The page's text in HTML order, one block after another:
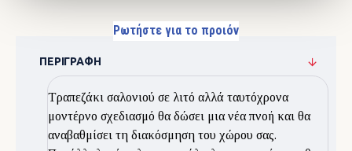
Ρωτήστε για το προιόν
ΠΕΡΙΓΡΑΦΉ
Τραπεζάκι σαλονιού σε λιτό αλλά ταυτόχρονα
μοντέρνο σχεδιασμό θα δώσει μια νέα πνοή και θα
αναβαθμίσει τη διακόσμηση του χώρου σας.